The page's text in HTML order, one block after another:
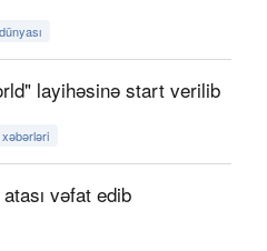
layihəsinə start verilib
vəfat edib